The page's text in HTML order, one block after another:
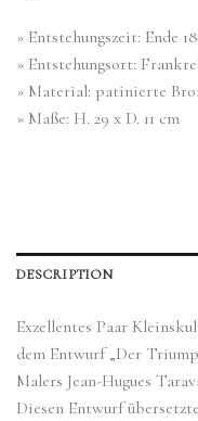
» Entstehungszeit: Ende
» Entstehungsort:
» Material: patinierte
» Maße: H. 29 x D. 11 cm
DESCRIPTION
Exzellentes Paar
dem Entwurf „Der
Malers Jean-Hugues
Diesen Entwurf